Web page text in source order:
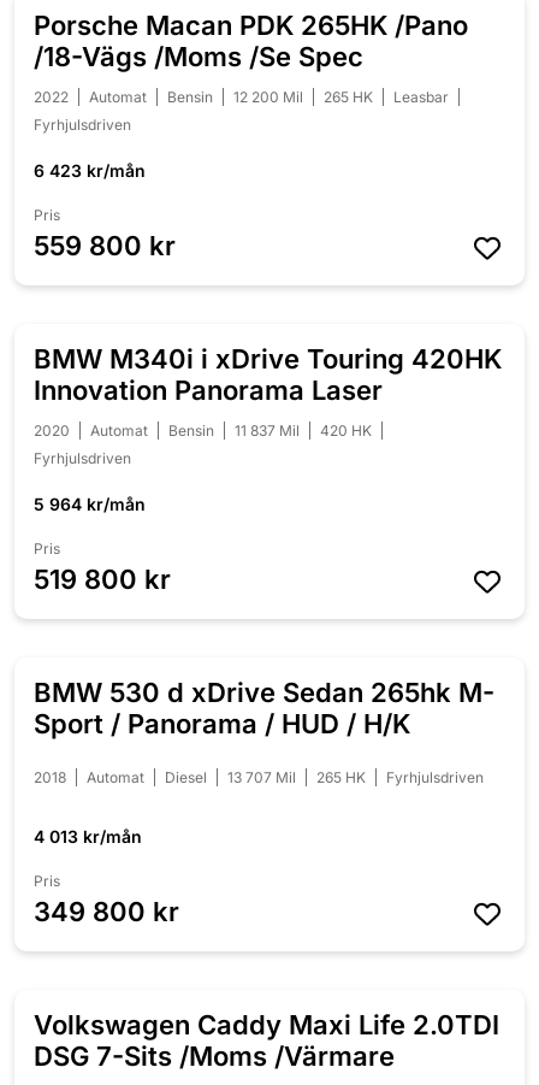
NYINKOMMEN
Porsche Macan PDK 265HK /Pano
/18-Vägs /Moms /Se Spec
2022 Automat Bensin 12 200 Mil 265 HK
Leasbar
Fyrhjulsdriven
6 423 kr/mån
Pris
559 800 kr
NYINKOMMEN
BMW M340i i xDrive Touring 420HK
Innovation Panorama Laser
2020 Automat Bensin 11 837 Mil
420 HK
Fyrhjulsdriven
5 964 kr/mån
Pris
519 800 kr
NYINKOMMEN
BMW 530 d xDrive Sedan 265hk M-
Sport / Panorama / HUD / H/K
2018 Automat Diesel 13 707 Mil 265 HK Fyrhjulsdriven
4 013 kr/mån
Pris
349 800 kr
NYINKOMMEN
Volkswagen Caddy Maxi Life 2.0TDI
DSG 7-Sits /Moms /Värmare